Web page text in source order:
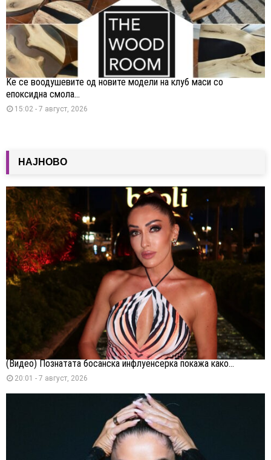
Ќе се воодушевите од новите модели на клуб маси со
епоксидна смола...
15:02 - 7 август, 2026
НАЈНОВО
(Видео) Познатата босанска инфлуенсерка покажа како...
20:01 - 7 август, 2026